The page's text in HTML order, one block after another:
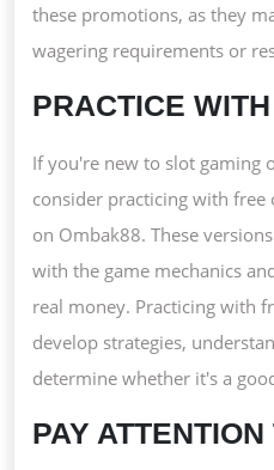
these promotions, as they
wagering requirements or
PRACTICE
If you're new to slot gaming
consider practicing with
on Ombak88. These
with the game mechanics
real money. Practicing with
develop strategies,
determine whether it's a
PAY